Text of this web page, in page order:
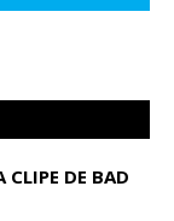
DE BAD